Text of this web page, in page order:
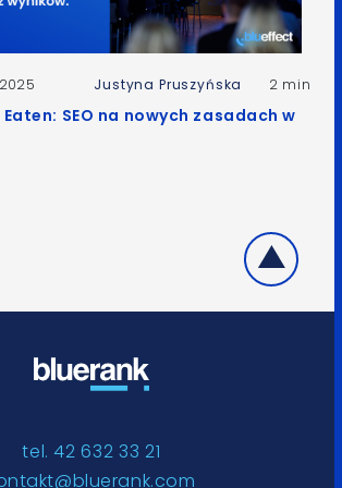
Justyna Pruszyńska 2 min
Eaten: SEO na nowych zasadach w
tel. 42 632 33 21